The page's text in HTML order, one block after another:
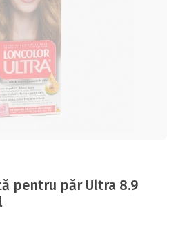
pentru păr Ultra 8.9